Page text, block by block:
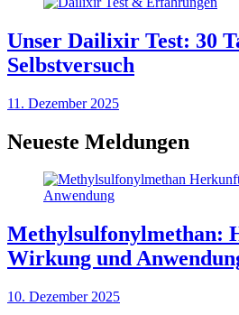
Unser Dailixir Test: 30
Selbstversuch
11. Dezember 2025
Neueste Meldungen
Methylsulfonylmethan:
Wirkung und
10. Dezember 2025